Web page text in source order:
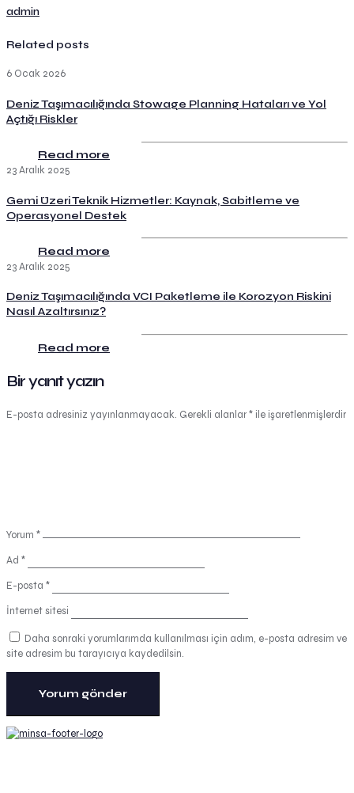
admin
Related posts
6 Ocak 2026
Deniz Taşımacılığında Stowage Planning Hataları ve Yol
Açtığı Riskler
Read more
23 Aralık 2025
Gemi Üzeri Teknik Hizmetler: Kaynak, Sabitleme ve
Operasyonel Destek
Read more
23 Aralık 2025
Deniz Taşımacılığında VCI Paketleme ile Korozyon Riskini
Nasıl Azaltırsınız?
Read more
Bir yanıt yazın
E-posta adresiniz yayınlanmayacak. Gerekli alanlar* ile işaretlenmişlerdir
Yorum *
Ad *
E-posta *
İnternet sitesi
Daha sonraki yorumlarımda kullanılması için adım, e-posta adresim ve
site adresim bu tarayıcıya kaydedilsin.